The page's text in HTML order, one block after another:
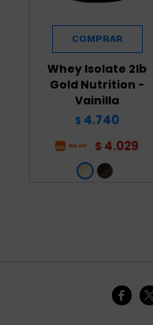
Whey Isolate 2lb
Gold Nutrition -
Vainilla
$ 4.740
$ 4.029
 